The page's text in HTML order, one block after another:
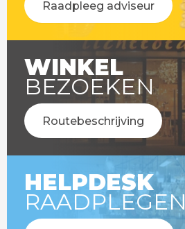
Raadpleeg adviseur
WINKEL
BEZOEKEN
Routebeschrijving
HELPDESK
RAADPLEGEN